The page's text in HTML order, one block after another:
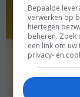
Bepaalde
verwerken op
hiertegen
beheren. Zoek
een link om
privacy- en